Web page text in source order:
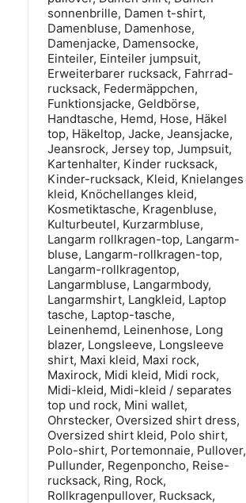
sonnenbrille, Damen t-shirt,
Damenbluse, Damenhose,
Damenjacke, Damensocke,
Einteiler, Einteiler jumpsuit,
Erweiterbarer rucksack, Fahrrad-
rucksack, Federmäppchen,
Funktionsjacke, Geldbörse,
Handtasche, Hemd, Hose, Häkel
top, Häkeltop, Jacke, Jeansjacke,
Jeansrock, Jersey top, Jumpsuit,
Kartenhalter, Kinder rucksack,
Kinder-rucksack, Kleid, Knielanges
kleid, Knöchellanges kleid,
Kosmetiktasche, Kragenbluse,
Kulturbeutel, Kurzarmbluse,
Langarm rollkragen-top, Langarm-
bluse, Langarm-rollkragen-top,
Langarm-rollkragentop,
Langarmbluse, Langarmbody,
Langarmshirt, Langkleid, Laptop
tasche, Laptop-tasche,
Leinenhemd, Leinenhose, Long
blazer, Longsleeve, Longsleeve
shirt, Maxi kleid, Maxi rock,
Maxirock, Midi kleid, Midi rock,
Midi-kleid, Midi-kleid / separates
top und rock, Mini wallet,
Ohrstecker, Oversized shirt dress,
Oversized shirt kleid, Polo shirt,
Polo-shirt, Portemonnaie, Pullover,
Pullunder, Regenponcho, Reise-
rucksack, Ring, Rock,
Rollkragenpullover, Rucksack,